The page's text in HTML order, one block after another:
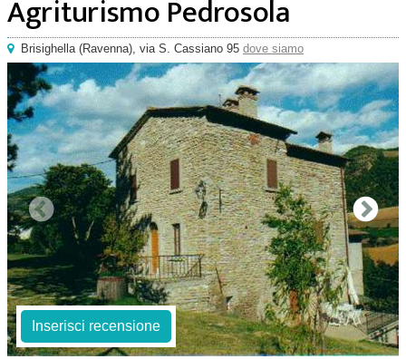
Agriturismo Pedrosola
Brisighella(Ravenna), via S. Cassiano 95 dove siamo
Inserisci recensione